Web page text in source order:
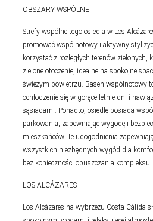
OBSZARY WSPÓLNE
Strefy wspólne tego osiedla w Los
promować wspólnotowy i aktywny styl
korzystać z rozległych terenów zielonych,
zielone otoczenie, idealne na spokojne
świeżym powietrzu. Basen wspólnotowy
ochłodzenie się w gorące letnie dni i
sąsiadami. Ponadto, osiedle posiada
parkowania, zapewniając wygodę i
mieszkańców. Te udogodnienia
wszystkich niezbędnych wygód dla
bez konieczności opuszczania kompleksu.
LOS ALCÁZARES
Los Alcázares na wybrzeżu Costa Cálida